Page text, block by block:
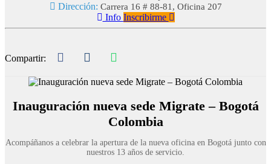
Dirección: Carrera 16 # 88-81, Oficina 207
Info Inscribirme
Compartir:
Inauguración nueva sede Migrate – Bogotá
Colombia
Acompáñanos a celebrar la apertura de la nueva oficina en Bogotá junto con
nuestros 13 años de servicio.